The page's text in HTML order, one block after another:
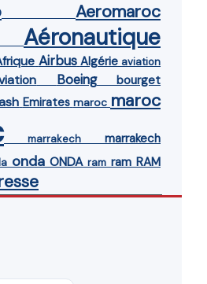
Aeromaroc
Aéronautique
Airbus Algérie aviation
Boeing bourget
Emirates maroc maroc
marrakech marrakech
onda ONDA ram ram RAM